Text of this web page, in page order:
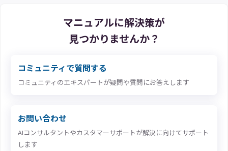
マニュアルに解決策が
見つかりませんか？
コミュニティで質問する
コミュニティのエキスパートが疑問や質問にお答えします
お問い合わせ
AIコンサルタントやカスタマーサポートが解決に向けてサポート
します